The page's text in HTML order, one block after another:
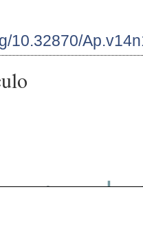
10.32870/